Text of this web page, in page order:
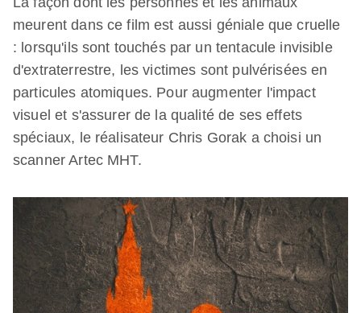
meurent dans ce film est aussi géniale que cruelle
: lorsqu'ils sont touchés par un tentacule invisible
d'extraterrestre, les victimes sont pulvérisées en
particules atomiques. Pour augmenter l'impact
visuel et s'assurer de la qualité de ses effets
spéciaux, le réalisateur Chris Gorak a choisi un
scanner Artec MHT.